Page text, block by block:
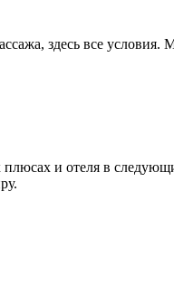
здесь все
и отеля в